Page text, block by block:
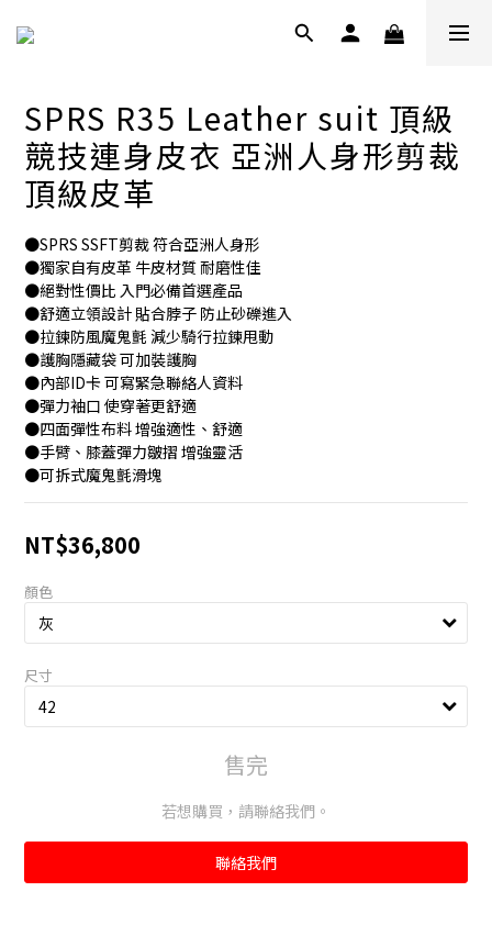
SPRS R35 Leather suit 頂級
競技連身皮衣 亞洲人身形剪裁
頂級皮革
●SPRS SSFT剪裁 符合亞洲人身形
●獨家自有皮革 牛皮材質 耐磨性佳
●絕對性價比 入門必備首選產品
●舒適立領設計 貼合脖子 防止砂礫進入
●拉鍊防風魔鬼氈 減少騎行拉鍊甩動
●護胸隱藏袋 可加裝護胸
●內部ID卡 可寫緊急聯絡人資料
●彈力袖口 使穿著更舒適
●四面彈性布料 增強適性、舒適
●手臂、膝蓋彈力皺摺 增強靈活
●可拆式魔鬼氈滑塊
NT$36,800
顏色
尺寸
售完
若想購買，請聯絡我們。
聯絡我們